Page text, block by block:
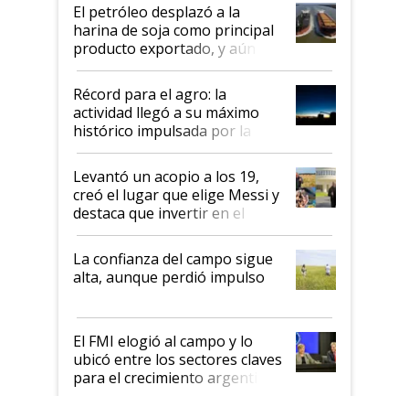
El petróleo desplazó a la
harina de soja como principal
producto exportado, y aún así
el agro aportó casi seis de cada
diez dólares y sostuvo el
liderazgo en un semestre
récord
Récord para el agro: la
actividad llegó a su máximo
histórico impulsada por la
cosecha y las exportaciones
Levantó un acopio a los 19,
creó el lugar que elige Messi y
destaca que invertir en el
kirchnerismo era como "darle
plata a un hijo para droga":
Juan Félix Rossetti, el libertario
que de una dura crisis salió
de Milei
La confianza del campo sigue
alta, aunque perdió impulso
El FMI elogió al campo y lo
ubicó entre los sectores claves
para el crecimiento argentino